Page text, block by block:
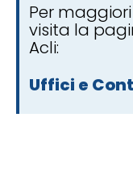
Per
visita la
Acli:
Uffici e